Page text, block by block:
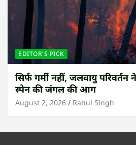
EDITOR'S PICK
सिर्फ गर्मी नहीं, जलवायु
स्पेन की जंगल की आग
August 2, 2026 Rahul Singh